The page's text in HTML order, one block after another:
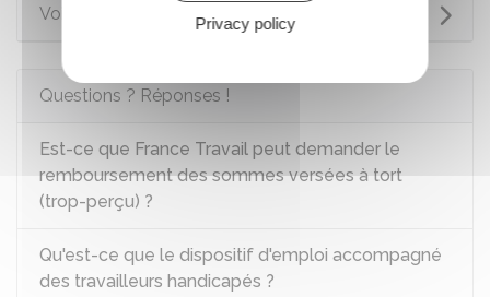
Voir aussi
Questions ? Réponses !
Est-ce que France Travail peut demander le
remboursement des sommes versées à tort
(trop-perçu) ?
Qu'est-ce que le dispositif d'emploi accompagné
des travailleurs handicapés ?
Privacy policy